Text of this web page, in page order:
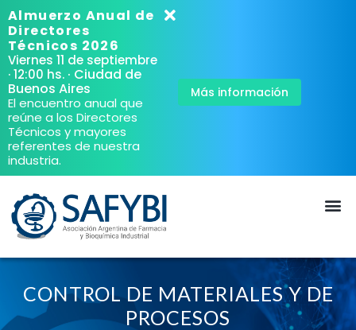
Almuerzo Anual de
Directores
Técnicos 2026
Viernes 11 de septiembre
· 12:00 hs. · Ciudad de
Buenos Aires
El encuentro anual que
reúne a los Directores
Técnicos y mayores
referentes de nuestra
industria.
Más información
CONTROL DE MATERIALES Y DE
PROCESOS